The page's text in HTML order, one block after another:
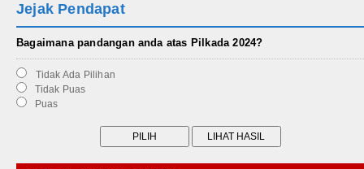
Jejak Pendapat
Bagaimana pandangan anda atas Pilkada 2024?
Tidak Ada Pilihan
Tidak Puas
Puas